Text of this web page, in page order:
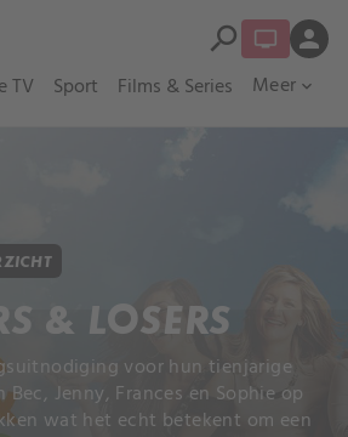
TV Sport Films & Series Meer expand_more
search person
& LOSERS
voor hun tienjarige
Jenny, Frances en Sophie op
wat het echt betekent om een